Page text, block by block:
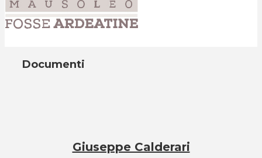
Documenti
Giuseppe Calderari